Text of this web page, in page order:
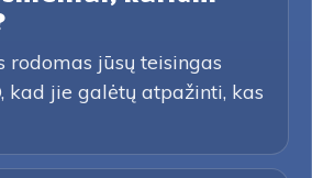
rodomas jūsų teisingas
kad jie galėtų atpažinti, kas